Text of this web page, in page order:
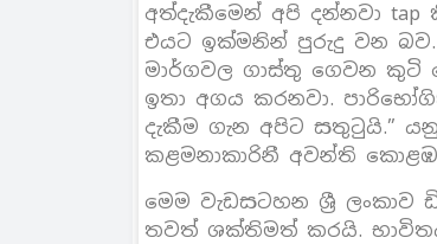
අත්දැකීමෙන් අපි දන්නවා
එයට ඉක්මනින් පුරුදු වන
මාර්ගවල ගාස්තු ගෙවන කුටි
ඉතා අගය කරනවා.
දැකීම ගැන අපිට සතුටුයි.”
කළමනාකාරිනී අවන්ති
මෙම වැඩසටහන ශ්‍රී
තවත් ශක්තිමත් කරයි.